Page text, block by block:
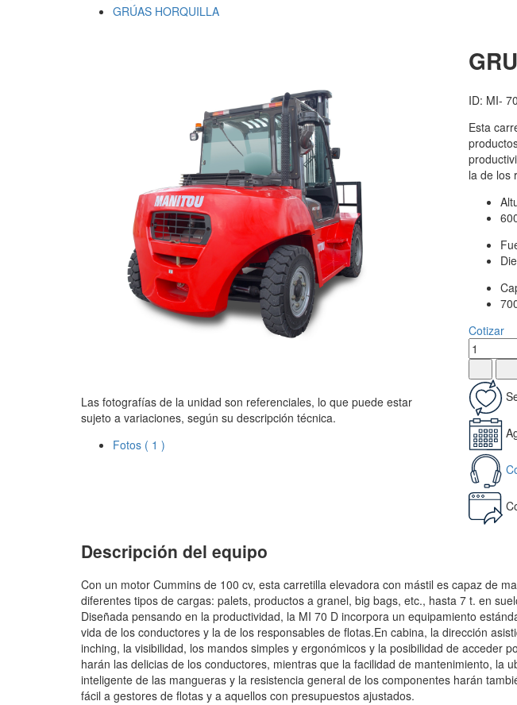
GRÚAS HORQUILLA
Las fotografías de la unidad son referenciales, lo que puede estar
sujeto a variaciones, según su descripción técnica.
Fotos ( 1 )
ID: MI-
Esta
la de los
Cotizar
Descripción del equipo
Con un motor Cummins de 100 cv, esta carretilla elevadora con mástil es capaz de
diferentes tipos de cargas: palets, productos a granel, big bags, etc., hasta 7 t. en
Diseñada pensando en la productividad, la MI 70 D incorpora un equipamiento
vida de los conductores y la de los responsables de flotas.En cabina, la dirección
inching, la visibilidad, los mandos simples y ergonómicos y la posibilidad de acceder
harán las delicias de los conductores, mientras que la facilidad de mantenimiento, la
inteligente de las mangueras y la resistencia general de los componentes harán
fácil a gestores de flotas y a aquellos con presupuestos ajustados.